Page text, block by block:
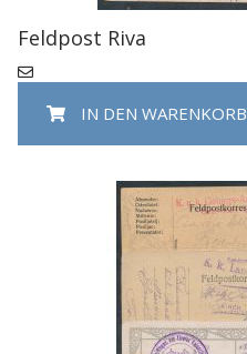
Feldpost Riva
IN DEN WARENKORB